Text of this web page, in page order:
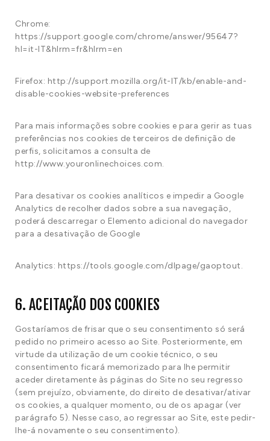
Chrome:
https://support.google.com/chrome/answer/95647?
hl=it-IT&hlrm=fr&hlrm=en
Firefox: http://support.mozilla.org/it-IT/kb/enable-and-
disable-cookies-website-preferences
Para mais informações sobre cookies e para gerir as tuas
preferências nos cookies de terceiros de definição de
perfis, solicitamos a consulta de
http://www.youronlinechoices.com.
Para desativar os cookies analíticos e impedir a Google
Analytics de recolher dados sobre a sua navegação,
poderá descarregar o Elemento adicional do navegador
para a desativação de Google
Analytics: https://tools.google.com/dlpage/gaoptout.
6. ACEITAÇÃO DOS COOKIES
Gostaríamos de frisar que o seu consentimento só será
pedido no primeiro acesso ao Site. Posteriormente, em
virtude da utilização de um cookie técnico, o seu
consentimento ficará memorizado para lhe permitir
aceder diretamente às páginas do Site no seu regresso
(sem prejuízo, obviamente, do direito de desativar/ativar
os cookies, a qualquer momento, ou de os apagar (ver
parágrafo 5). Nesse caso, ao regressar ao Site, este pedir-
lhe-á novamente o seu consentimento).